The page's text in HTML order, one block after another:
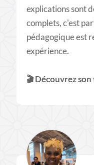
explications sont
complets, c'est
pédagogique est
expérience.
🎬​Découvrez son